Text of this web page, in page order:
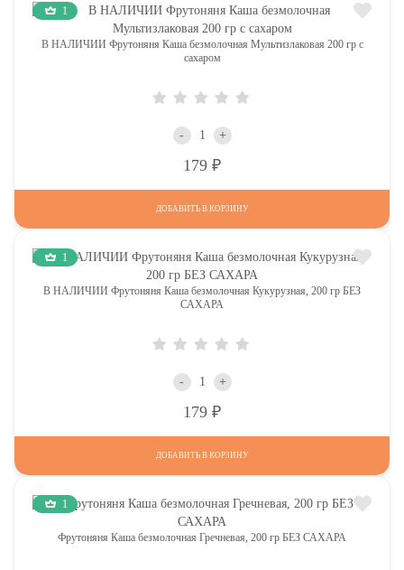
1
В НАЛИЧИИ Фрутоняня Каша безмолочная Мультизлаковая 200 гр с
сахаром
- +
179
ДОБАВИТЬ В КОРЗИНУ
1
В НАЛИЧИИ Фрутоняня Каша безмолочная Кукурузная, 200 гр БЕЗ
САХАРА
- +
179
ДОБАВИТЬ В КОРЗИНУ
1
Фрутоняня Каша безмолочная Гречневая, 200 гр БЕЗ САХАРА